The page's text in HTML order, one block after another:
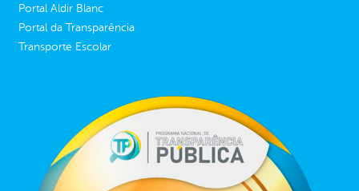
Portal Aldir Blanc
Portal da Transparência
Transporte Escolar